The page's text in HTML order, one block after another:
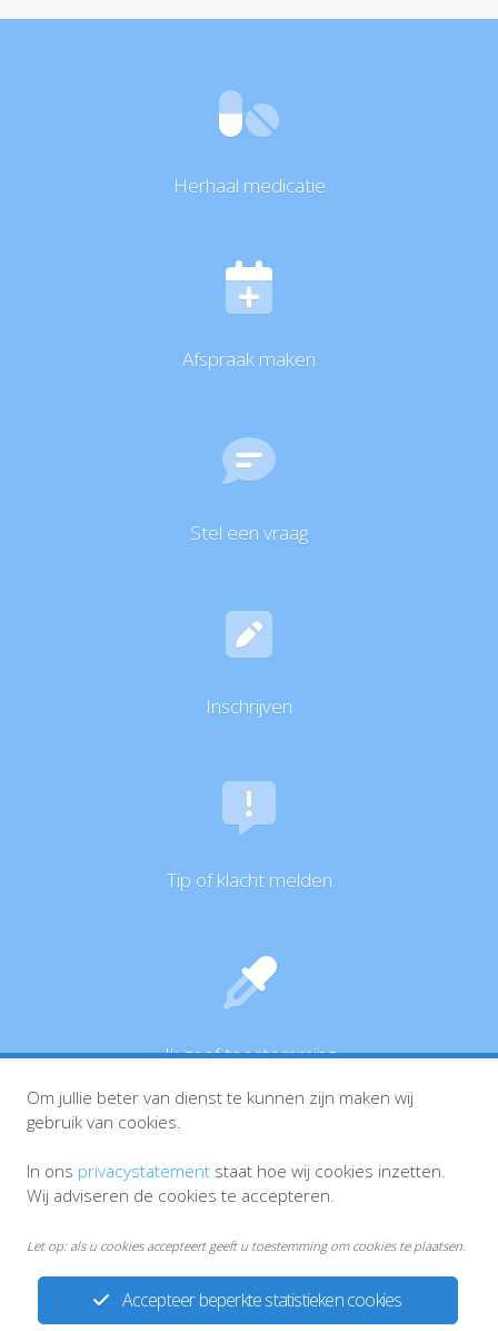
Herhaal medicatie
Afspraak maken
Stel een vraag
Inschrijven
Tip of klacht melden
Ik geef toestemming
Accepteer beperkte statistieken cookies
Om jullie beter van dienst te kunnen zijn maken wij
gebruik van cookies.
In ons privacystatement staat hoe wij cookies inzetten.
Wij adviseren de cookies te accepteren.
Let op: als u cookies accepteert geeft u toestemming om cookies te plaatsen.